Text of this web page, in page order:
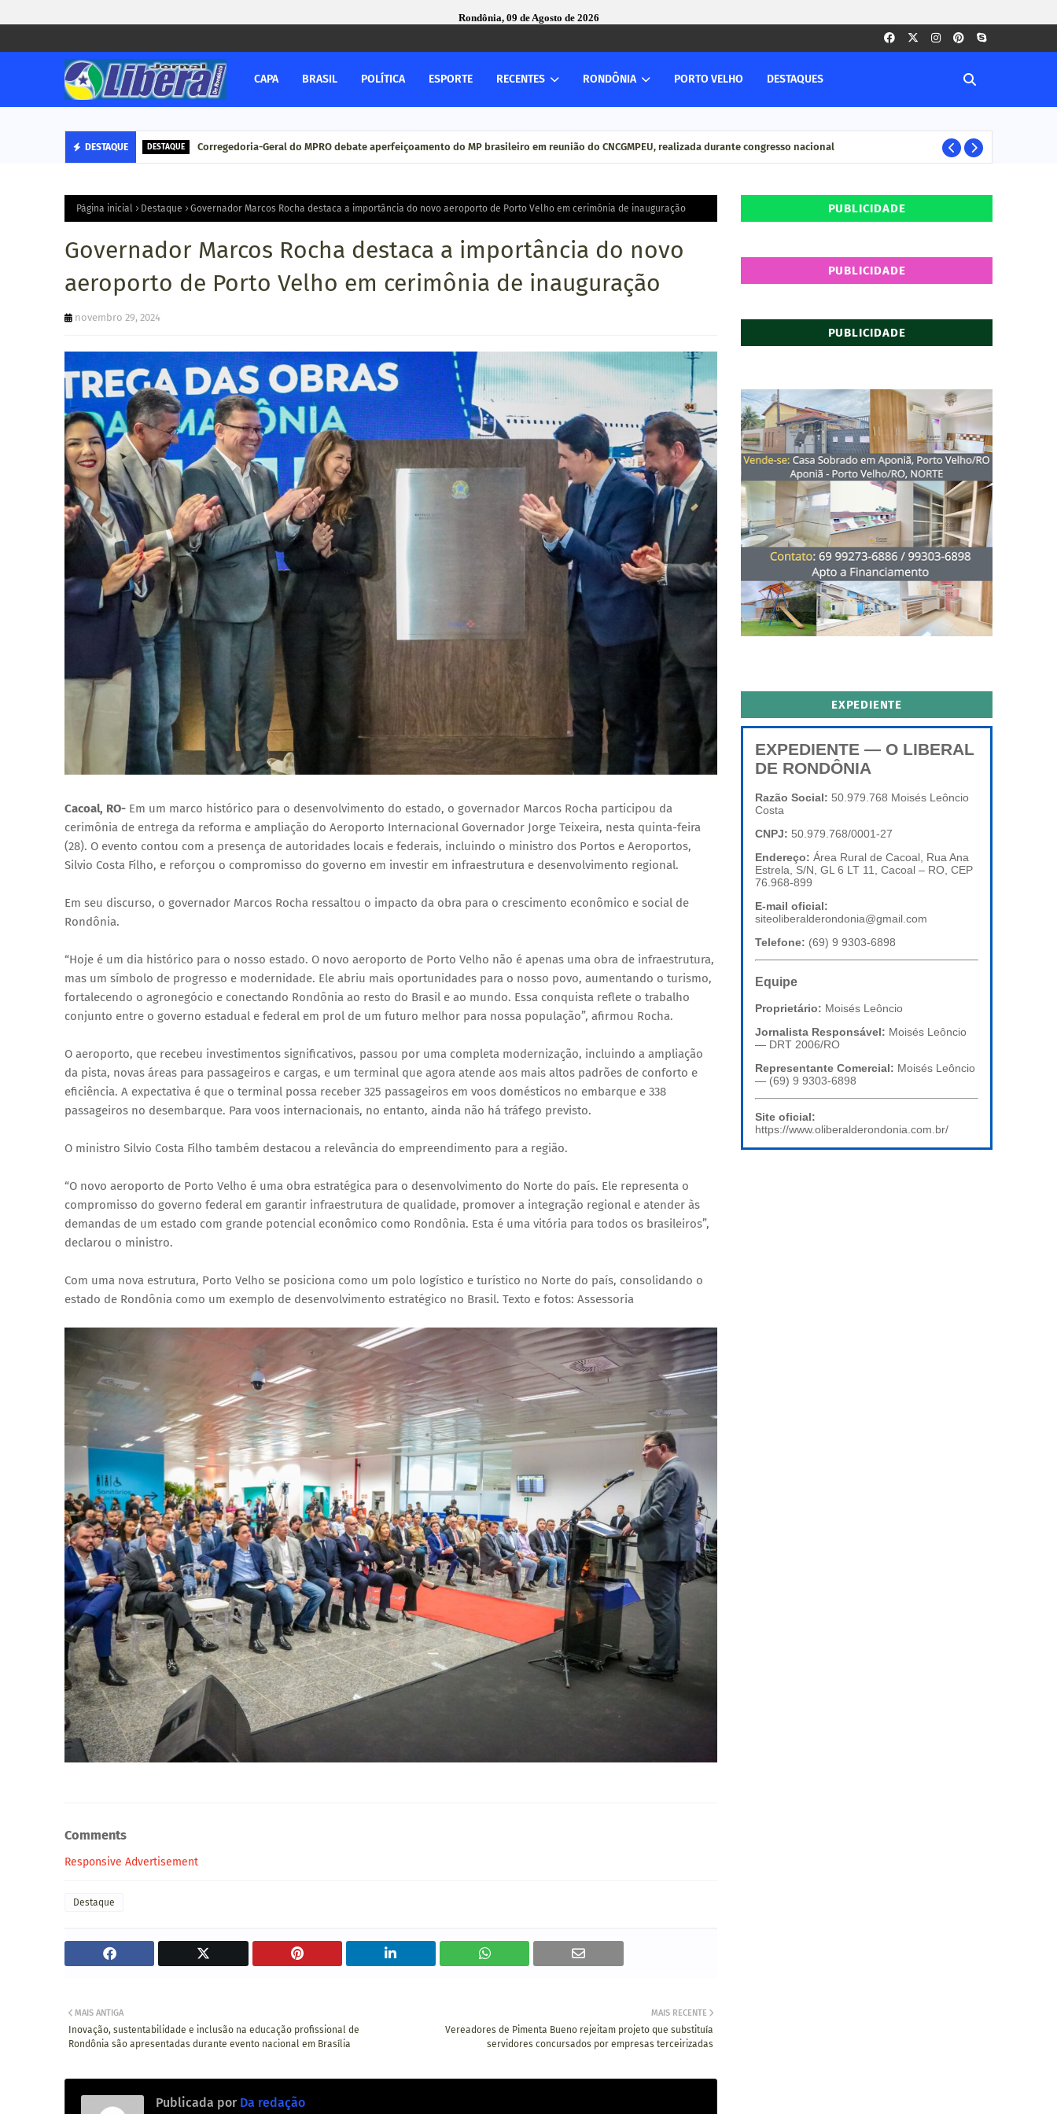
Rondônia, 09 de Agosto de 2026
CAPA BRASIL POLÍTICA ESPORTE RECENTES RONDÔNIA PORTO VELHO DESTAQUES
DESTAQUE DESTAQUE Corregedoria-Geral do MPRO debate aperfeiçoamento do MP brasileiro em reunião do CNCGMPEU, realizada durante congresso nacional
Página inicial Destaque Governador Marcos Rocha destaca a importância do novo aeroporto de Porto Velho em cerimônia de inauguração
Governador Marcos Rocha destaca a importância do novo
aeroporto de Porto Velho em cerimônia de inauguração
novembro 29, 2024
Cacoal, RO- Em um marco histórico para o desenvolvimento do estado, o governador Marcos Rocha participou da
cerimônia de entrega da reforma e ampliação do Aeroporto Internacional Governador Jorge Teixeira, nesta quinta-feira
(28). O evento contou com a presença de autoridades locais e federais, incluindo o ministro dos Portos e Aeroportos,
Silvio Costa Filho, e reforçou o compromisso do governo em investir em infraestrutura e desenvolvimento regional.
Em seu discurso, o governador Marcos Rocha ressaltou o impacto da obra para o crescimento econômico e social de
Rondônia.
“Hoje é um dia histórico para o nosso estado. O novo aeroporto de Porto Velho não é apenas uma obra de infraestrutura,
mas um símbolo de progresso e modernidade. Ele abriu mais oportunidades para o nosso povo, aumentando o turismo,
fortalecendo o agronegócio e conectando Rondônia ao resto do Brasil e ao mundo. Essa conquista reflete o trabalho
conjunto entre o governo estadual e federal em prol de um futuro melhor para nossa população”, afirmou Rocha.
O aeroporto, que recebeu investimentos significativos, passou por uma completa modernização, incluindo a ampliação
da pista, novas áreas para passageiros e cargas, e um terminal que agora atende aos mais altos padrões de conforto e
eficiência. A expectativa é que o terminal possa receber 325 passageiros em voos domésticos no embarque e 338
passageiros no desembarque. Para voos internacionais, no entanto, ainda não há tráfego previsto.
O ministro Silvio Costa Filho também destacou a relevância do empreendimento para a região.
“O novo aeroporto de Porto Velho é uma obra estratégica para o desenvolvimento do Norte do país. Ele representa o
compromisso do governo federal em garantir infraestrutura de qualidade, promover a integração regional e atender às
demandas de um estado com grande potencial econômico como Rondônia. Esta é uma vitória para todos os brasileiros”,
declarou o ministro.
Com uma nova estrutura, Porto Velho se posiciona como um polo logístico e turístico no Norte do país, consolidando o
estado de Rondônia como um exemplo de desenvolvimento estratégico no Brasil. Texto e fotos: Assessoria
Comments
Responsive Advertisement
Destaque
MAIS RECENTE
Vereadores de Pimenta Bueno rejeitam projeto que substituía
servidores concursados por empresas terceirizadas
MAIS ANTIGA
Inovação, sustentabilidade e inclusão na educação profissional de
Rondônia são apresentadas durante evento nacional em Brasília
Publicada por Da redação
PUBLICIDADE
PUBLICIDADE
PUBLICIDADE
EXPEDIENTE
EXPEDIENTE — O LIBERAL
DE RONDÔNIA
Razão Social: 50.979.768 Moisés Leôncio
Costa
CNPJ: 50.979.768/0001-27
Endereço: Área Rural de Cacoal, Rua Ana
Estrela, S/N, GL 6 LT 11, Cacoal – RO, CEP
76.968-899
E-mail oficial:
siteoliberalderondonia@gmail.com
Telefone: (69) 9 9303-6898
Equipe
Proprietário: Moisés Leôncio
Jornalista Responsável: Moisés Leôncio
— DRT 2006/RO
Representante Comercial: Moisés Leôncio
— (69) 9 9303-6898
Site oficial:
https://www.oliberalderondonia.com.br/